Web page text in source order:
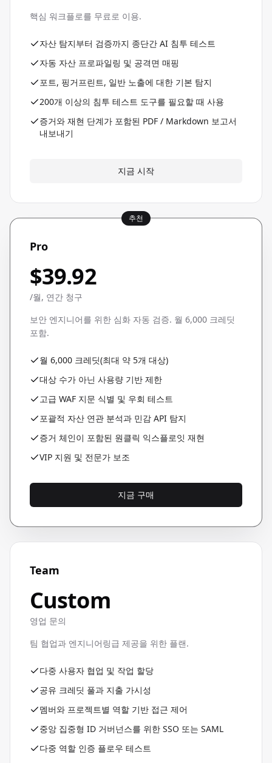
핵심 워크플로를 무료로 이용.
자산 탐지부터 검증까지 종단간 AI 침투 테스트
자동 자산 프로파일링 및 공격면 매핑
포트, 핑거프린트, 일반 노출에 대한 기본 탐지
200개 이상의 침투 테스트 도구를 필요할 때 사용
증거와 재현 단계가 포함된 PDF / Markdown 보고서
내보내기
지금 시작
추천
Pro
$39.92
/월, 연간 청구
보안 엔지니어를 위한 심화 자동 검증. 월 6,000 크레딧
포함.
월 6,000 크레딧(최대 약 5개 대상)
대상 수가 아닌 사용량 기반 제한
고급 WAF 지문 식별 및 우회 테스트
포괄적 자산 연관 분석과 민감 API 탐지
증거 체인이 포함된 원클릭 익스플로잇 재현
VIP 지원 및 전문가 보조
지금 구매
Team
Custom
영업 문의
팀 협업과 엔지니어링급 제공을 위한 플랜.
다중 사용자 협업 및 작업 할당
공유 크레딧 풀과 지출 가시성
멤버와 프로젝트별 역할 기반 접근 제어
중앙 집중형 ID 거버넌스를 위한 SSO 또는 SAML
다중 역할 인증 플로우 테스트